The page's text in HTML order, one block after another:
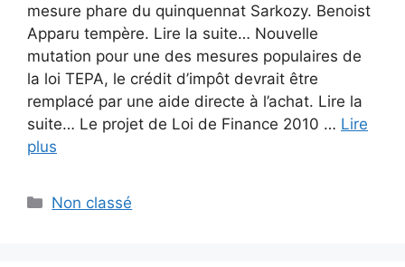
mesure phare du quinquennat Sarkozy. Benoist
Apparu tempère. Lire la suite… Nouvelle
mutation pour une des mesures populaires de
la loi TEPA, le crédit d’impôt devrait être
remplacé par une aide directe à l’achat. Lire la
suite… Le projet de Loi de Finance 2010 … Lire
plus
Catégories
Non classé